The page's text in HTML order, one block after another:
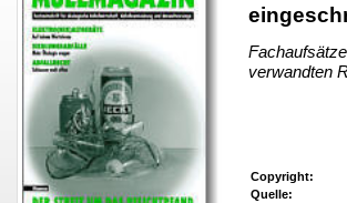
verwandten
Copyright:
Quelle: